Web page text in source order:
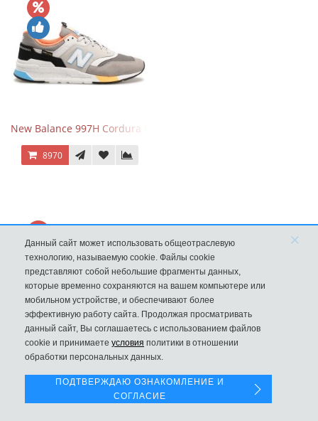
New Balance 997H Cordura Marblehead с желтой и голубой
8970
New Balance 530 Custom Retro Cream Grey
9970
Данный сайт может использовать общеотраслевую
технологию, называемую cookie. Файлы cookie
представляют собой небольшие фрагменты данных,
которые временно сохраняются на вашем компьютере или
мобильном устройстве, и обеспечивают более
эффективную работу сайта. Продолжая просматривать
данный сайт, Вы соглашаетесь с использованием файлов
cookie и принимаете условия политики в отношении
обработки персональных данных.
×
ПОДТВЕРЖДАЮ ОЗНАКОМЛЕНИЕ И
СОГЛАСИЕ